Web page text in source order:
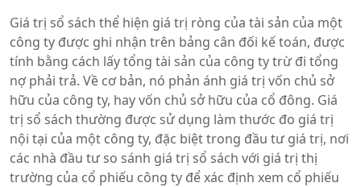
Giá trị sổ sách thể hiện giá trị ròng của tài sản của một
công ty được ghi nhận trên bảng cân đối kế toán, được
tính bằng cách lấy tổng tài sản của công ty trừ đi tổng
nợ phải trả. Về cơ bản, nó phản ánh giá trị vốn chủ sở
hữu của công ty, hay vốn chủ sở hữu của cổ đông. Giá
trị sổ sách thường được sử dụng làm thước đo giá trị
nội tại của một công ty, đặc biệt trong đầu tư giá trị, nơi
các nhà đầu tư so sánh giá trị sổ sách với giá trị thị
trường của cổ phiếu công ty để xác định xem cổ phiếu